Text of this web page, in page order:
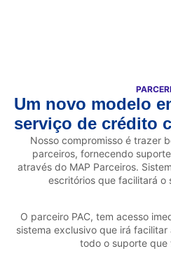
Um novo modelo
serviço de crédito
Nosso compromisso é trazer
parceiros, fornecendo
através do MAP Parceiros.
escritórios que facilitará o
O parceiro PAC, tem acesso
sistema exclusivo que irá
todo o suporte que